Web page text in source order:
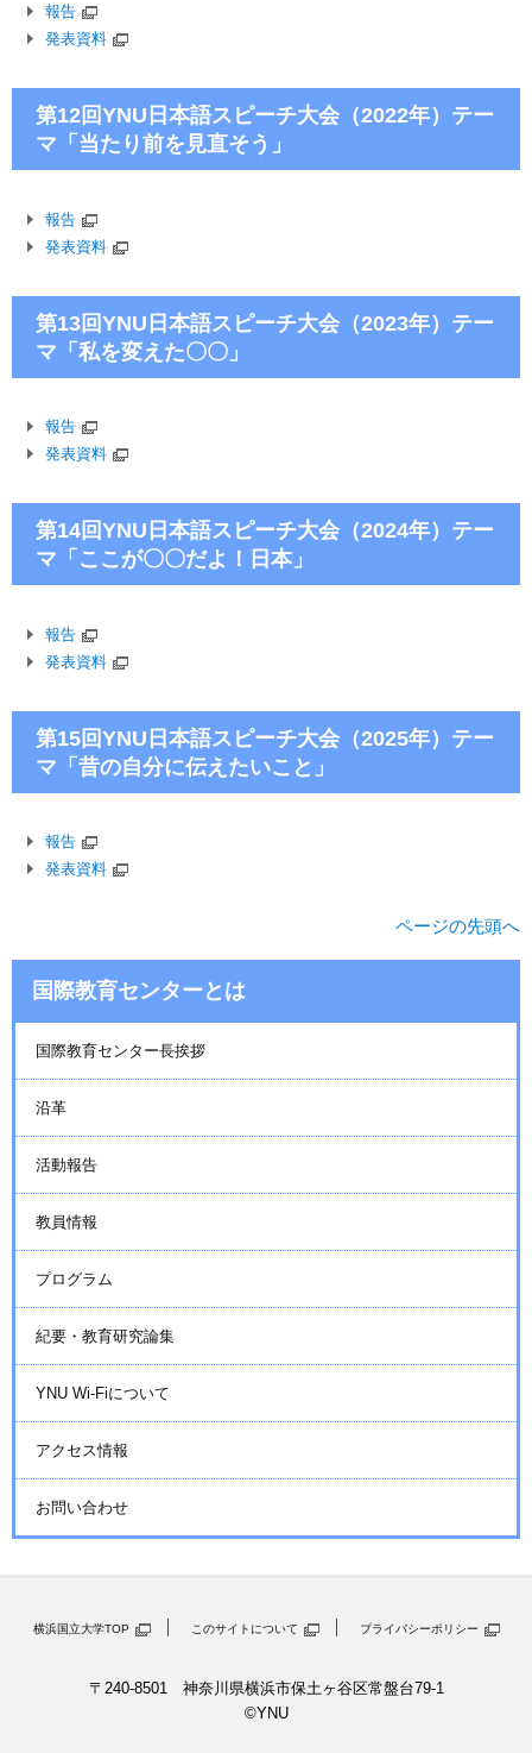
報告
発表資料
第12回YNU日本語スピーチ大会（2022年）テー
マ「当たり前を見直そう」
報告
発表資料
第13回YNU日本語スピーチ大会（2023年）テー
マ「私を変えた〇〇」
報告
発表資料
第14回YNU日本語スピーチ大会（2024年）テー
マ「ここが〇〇だよ！日本」
報告
発表資料
第15回YNU日本語スピーチ大会（2025年）テー
マ「昔の自分に伝えたいこと」
報告
発表資料
ページの先頭へ
国際教育センターとは
国際教育センター長挨拶
沿革
活動報告
教員情報
プログラム
紀要・教育研究論集
YNU Wi-Fiについて
アクセス情報
お問い合わせ
横浜国立大学TOP このサイトについて プライバシーポリシー
〒240-8501 神奈川県横浜市保土ヶ谷区常盤台79-1
©YNU